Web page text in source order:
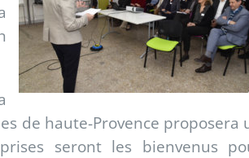
de haute-Provence proposera
seront les bienvenus